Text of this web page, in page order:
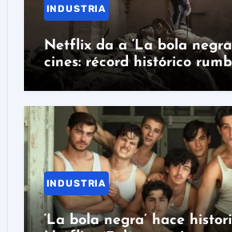
INDUSTRIA
Netflix da a ‘La bola
cines: récord histórico
Oscar
INDUSTRIA
‘La bola negra’ hace